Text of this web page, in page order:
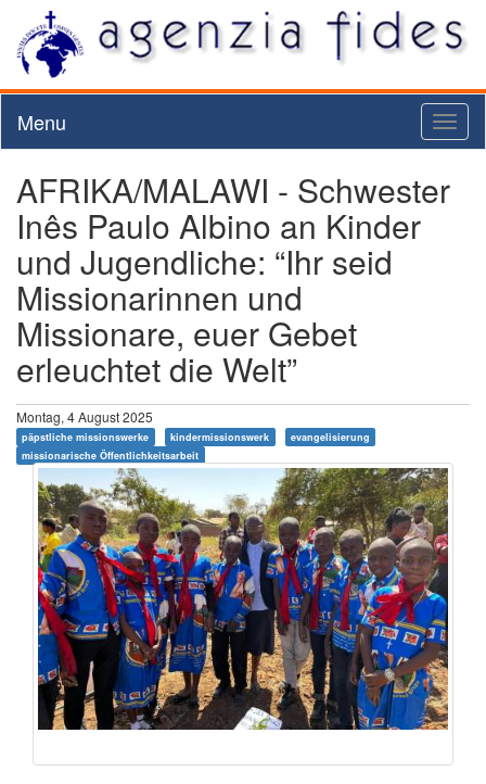
Menu
AFRIKA/MALAWI - Schwester
Inês Paulo Albino an Kinder
und Jugendliche: “Ihr seid
Missionarinnen und
Missionare, euer Gebet
erleuchtet die Welt”
Montag, 4 August 2025
päpstliche missionswerke kindermissionswerk
evangelisierung
missionarische Öffentlichkeitsarbeit